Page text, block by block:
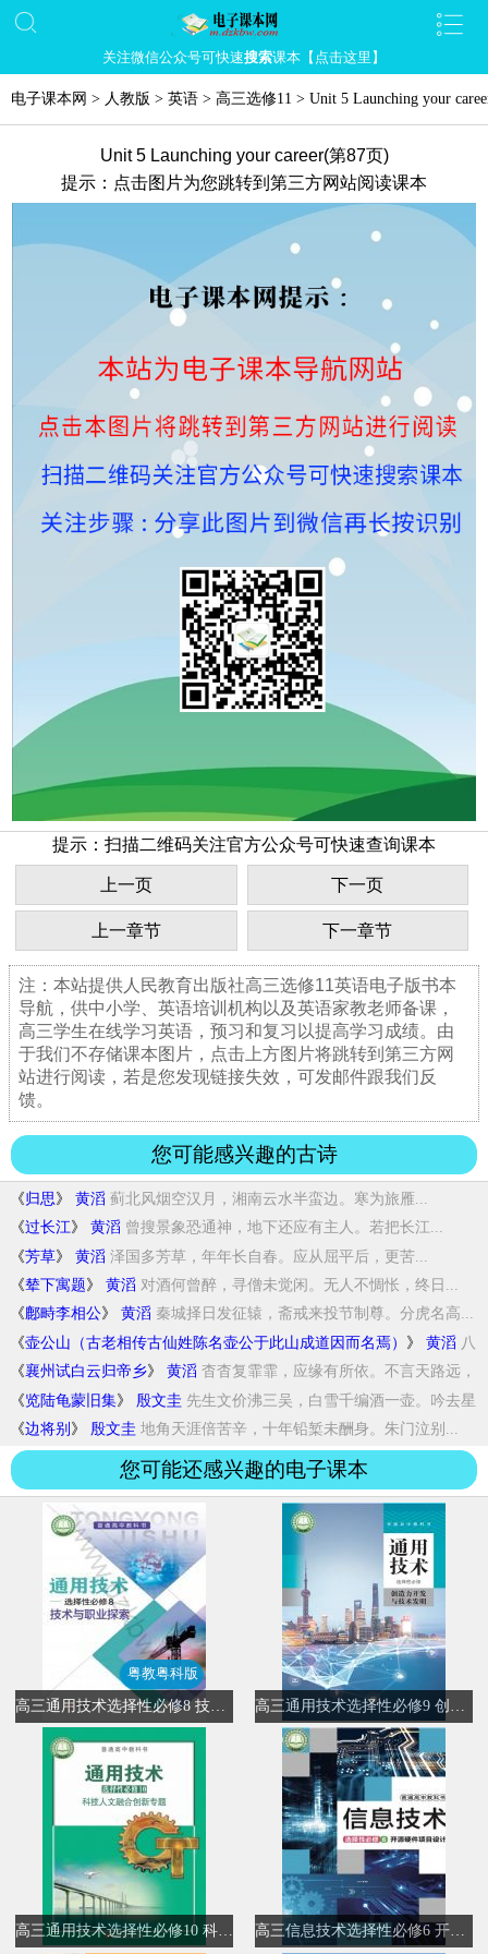
关注微信公众号可快速搜索课本【点击这里】
电子课本网 > 人教版 > 英语 > 高三选修11 > Unit 5 Launching your
Unit 5 Launching your career(第87页)
提示：点击图片为您跳转到第三方网站阅读课本
提示：扫描二维码关注官方公众号可快速查询课本
上一页 下一页
上一章节 下一章节
注：本站提供人民教育出版社高三选修11英语电子版书本
导航，供中小学、英语培训机构以及英语家教老师备课，
高三学生在线学习英语，预习和复习以提高学习成绩。由
于我们不存储课本图片，点击上方图片将跳转到第三方网
站进行阅读，若是您发现链接失效，可发邮件跟我们反
馈。
您可能感兴趣的古诗
《归思》 黄滔 蓟北风烟空汉月，湘南云水半蛮边。寒为旅雁...
《过长江》 黄滔 曾搜景象恐通神，地下还应有主人。若把长江...
《芳草》 黄滔 泽国多芳草，年年长自春。应从屈平后，更苦...
《辇下寓题》 黄滔 对酒何曾醉，寻僧未觉闲。无人不惆怅，终日...
《 鄜畤李相公》 黄滔 秦城择日发征辕，斋戒来投节制尊。分虎名高...
《壶公山（古老相传古仙姓陈名壶公于此山成道因而名焉） 》 黄滔 八
面峰峦秀，孤高可偶然。数人游顶上，沧海...
《襄州试白云归帝乡》 黄滔 杳杳复霏霏，应缘有所依。不言天路远，
终望...
《览陆龟蒙旧集》 殷文圭 先生文价沸三吴，白雪千编酒一壶。吟去星
辰...
《边将别 》 殷文圭 地角天涯倍苦辛，十年铅椠未酬身。朱门泣别...
您可能还感兴趣的电子课本
粤教粤科版
高三通用技术选择性必修10 科技人文融合创新专题 高三信息技术选择性必修6 开源硬件项目设计